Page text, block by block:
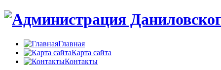
Главная
Карта сайта
Контакты